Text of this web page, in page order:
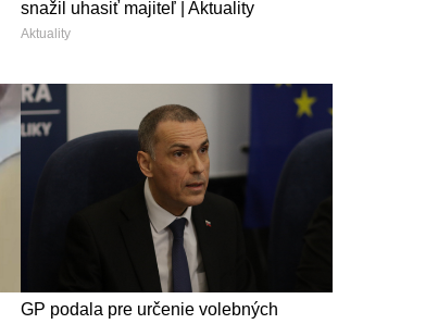
snažil uhasiť majiteľ | Aktuality
Aktuality
GP podala pre určenie volebných